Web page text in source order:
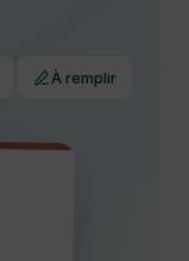
À remplir